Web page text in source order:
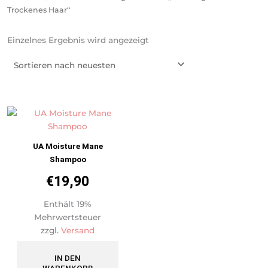
Trockenes Haar“
Einzelnes Ergebnis wird angezeigt
UA Moisture Mane
Shampoo
€19,90
Enthält 19%
Mehrwertsteuer
zzgl. Versand
IN DEN